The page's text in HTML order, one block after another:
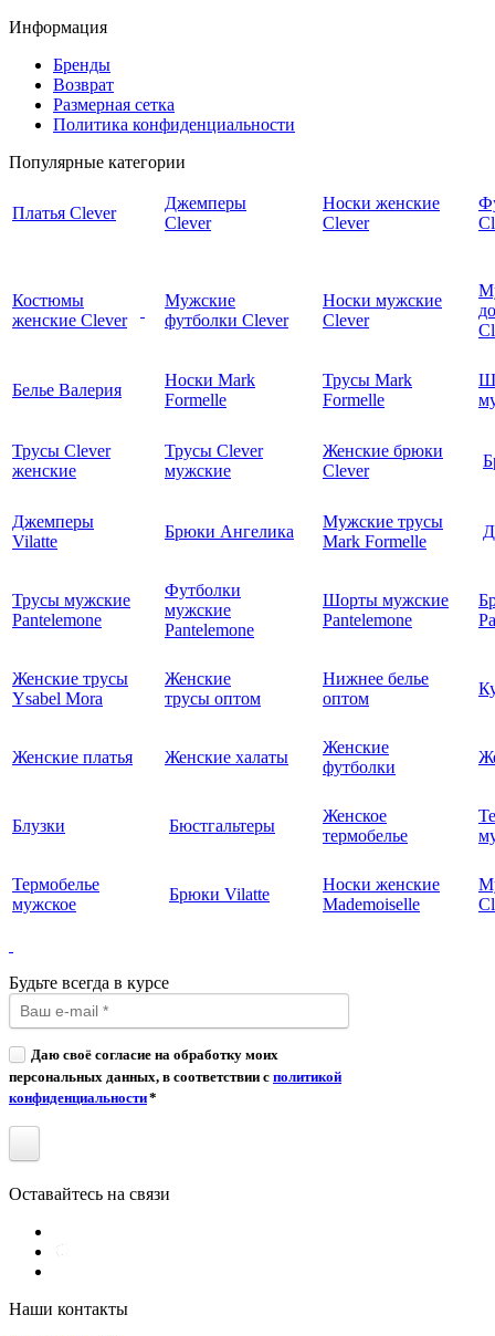
Информация
Бренды
Возврат
Размерная сетка
Политика конфиденциальности
Популярные категории
Платья Clever
Джемперы
Clever
Носки женские
Clever
Костюмы
женские Clever
Мужские
футболки Clever
Носки мужские
Clever
Белье Валерия
Носки Mark
Formelle
Трусы Mark
Formelle
Трусы Clever
женские
Трусы Clever
мужские
Женские брюки
Clever
Джемперы
Vilatte
Брюки Ангелика
Мужские трусы
Mark Formelle
Трусы мужские
Pantelemone
Футболки
мужские
Pantelemone
Шорты мужские
Pantelemone
Женские трусы
Ysabel Mora
Женские
трусы оптом
Нижнее белье
оптом
Женские платья Женские халаты
Женские
футболки
Блузки Бюстгальтеры
Женское
термобелье
Термобелье
мужское
Брюки Vilatte
Носки женские
Mademoiselle
Будьте всегда в курсе
Даю своё согласие на обработку моих
персональных данных, в соответствии с политикой
конфиденциальности*
Оставайтесь на связи
Наши контакты